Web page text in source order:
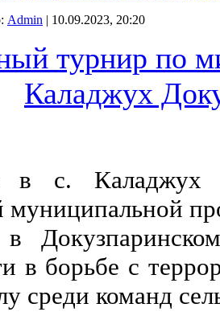
Admin | 10.09.2023, 20:20
в с. Каладжух
муниципальной
в
в борьбе с
среди команд